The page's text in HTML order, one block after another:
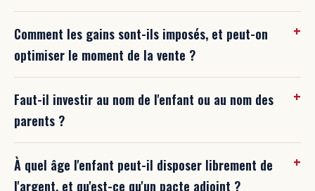
Comment les gains sont-ils imposés, et peut-on
optimiser le moment de la vente ?
Faut-il investir au nom de l'enfant ou au nom des
parents ?
À quel âge l'enfant peut-il disposer librement de
l'argent, et qu'est-ce qu'un pacte adjoint ?